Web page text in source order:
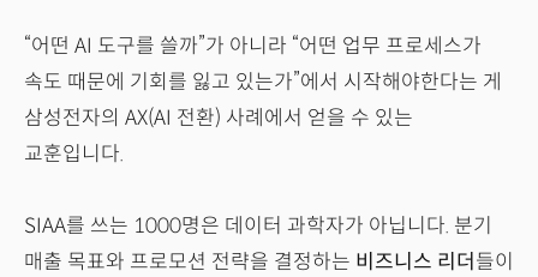
“어떤 AI 도구를 쓸까”가 아니라 “어떤 업무 프로세스가
속도 때문에 기회를 잃고 있는가”에서 시작해야한다는 게
삼성전자의 AX(AI 전환) 사례에서 얻을 수 있는
교훈입니다.
SIAA를 쓰는 1000명은 데이터 과학자가 아닙니다. 분기
매출 목표와 프로모션 전략을 결정하는 비즈니스 리더 들이